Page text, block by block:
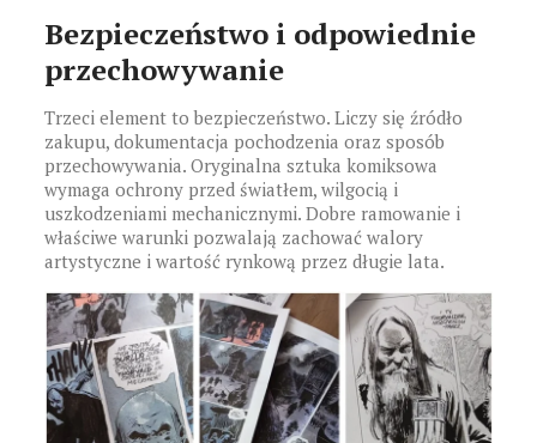
Bezpieczeństwo i odpowiednie
przechowywanie
Trzeci element to bezpieczeństwo. Liczy się źródło
zakupu, dokumentacja pochodzenia oraz sposób
przechowywania. Oryginalna sztuka komiksowa
wymaga ochrony przed światłem, wilgocią i
uszkodzeniami mechanicznymi. Dobre ramowanie i
właściwe warunki pozwalają zachować walory
artystyczne i wartość rynkową przez długie lata.